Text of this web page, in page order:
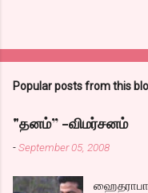
Popular posts from this
"தனம்” -விமர்சனம்
-September 05, 2008